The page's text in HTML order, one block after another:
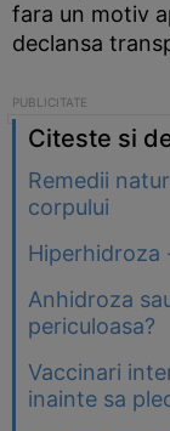
fara un motiv
declansa
Citeste si
Remedii
corpului
Hiperhidroza
Anhidroza
periculoasa?
Vaccinari
inainte sa